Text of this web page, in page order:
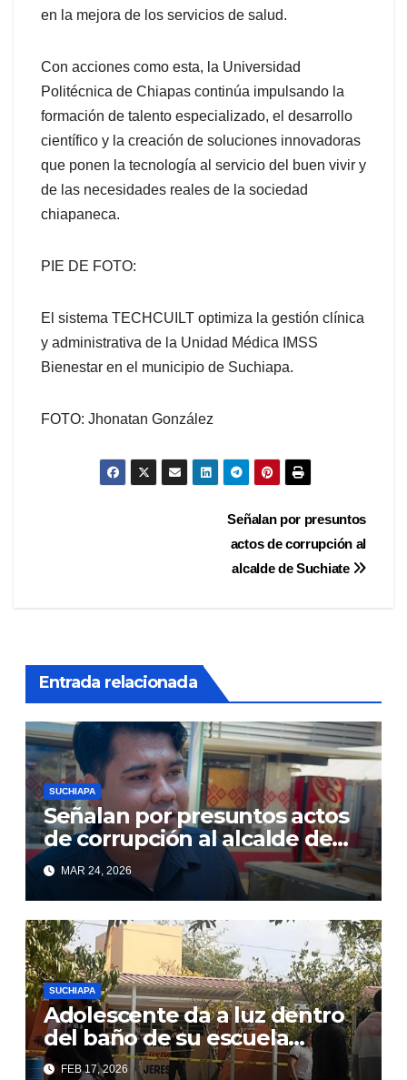
en la mejora de los servicios de salud.
Con acciones como esta, la Universidad
Politécnica de Chiapas continúa impulsando la
formación de talento especializado, el desarrollo
científico y la creación de soluciones innovadoras
que ponen la tecnología al servicio del buen vivir y
de las necesidades reales de la sociedad
chiapaneca.
PIE DE FOTO:
El sistema TECHCUILT optimiza la gestión clínica
y administrativa de la Unidad Médica IMSS
Bienestar en el municipio de Suchiapa.
FOTO: Jhonatan González
Señalan por presuntos
actos de corrupción al
alcalde de Suchiate
Entrada relacionada
SUCHIAPA
Señalan por presuntos actos
de corrupción al alcalde de
Suchiate
MAR 24, 2026
SUCHIAPA
Adolescente da a luz dentro
del baño de su escuela
preparatoria
FEB 17, 2026